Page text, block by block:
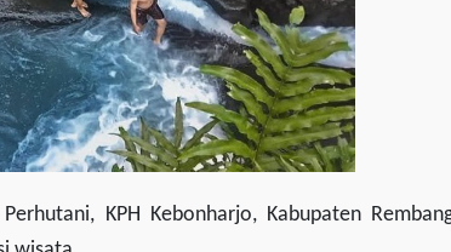
KPH Kebonharjo, Kabupaten